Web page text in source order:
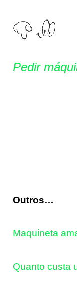
Pedir
Outros…
Maquineta
Quanto custa